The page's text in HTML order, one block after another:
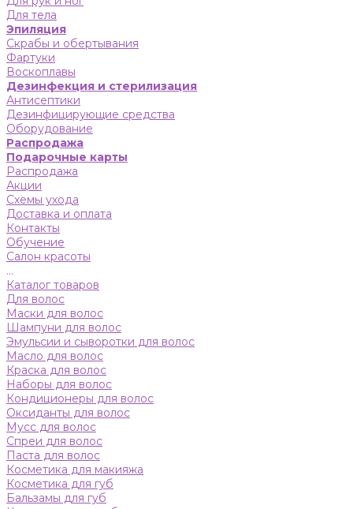
Для тела
Эпиляция
Скрабы и обертывания
Фартуки
Воскоплавы
Дезинфекция и стерилизация
Антисептики
Дезинфицирующие средства
Оборудование
Распродажа
Подарочные карты
Распродажа
Акции
Схемы ухода
Доставка и оплата
Контакты
Обучение
Салон красоты
...
Каталог товаров
Для волос
Маски для волос
Шампуни для волос
Эмульсии и сыворотки для волос
Масло для волос
Краска для волос
Наборы для волос
Кондиционеры для волос
Оксиданты для волос
Мусс для волос
Спреи для волос
Паста для волос
Косметика для макияжа
Косметика для губ
Бальзамы для губ